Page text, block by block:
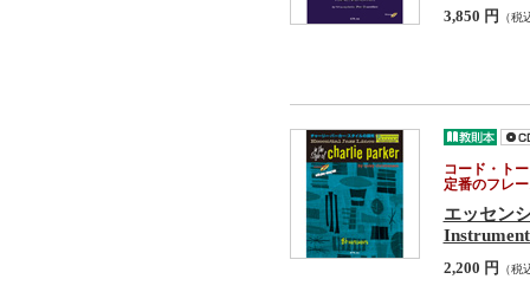
3,850 円 （税
コード・ト
定番のフレ
エッセン
2,200 円 （税